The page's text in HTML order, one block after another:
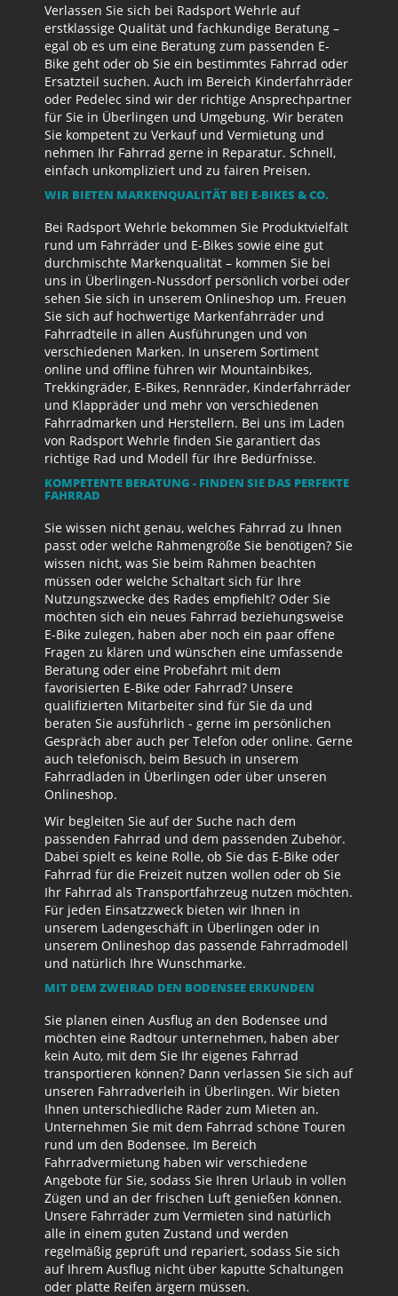
Verlassen Sie sich bei Radsport Wehrle auf
erstklassige Qualität und fachkundige Beratung –
egal ob es um eine Beratung zum passenden E-
Bike geht oder ob Sie ein bestimmtes Fahrrad oder
Ersatzteil suchen. Auch im Bereich Kinderfahrräder
oder Pedelec sind wir der richtige Ansprechpartner
für Sie in Überlingen und Umgebung. Wir beraten
Sie kompetent zu Verkauf und Vermietung und
nehmen Ihr Fahrrad gerne in Reparatur. Schnell,
einfach unkompliziert und zu fairen Preisen.
WIR BIETEN MARKENQUALITÄT BEI E-BIKES & CO.
Bei Radsport Wehrle bekommen Sie Produktvielfalt
rund um Fahrräder und E-Bikes sowie eine gut
durchmischte Markenqualität – kommen Sie bei
uns in Überlingen-Nussdorf persönlich vorbei oder
sehen Sie sich in unserem Onlineshop um. Freuen
Sie sich auf hochwertige Markenfahrräder und
Fahrradteile in allen Ausführungen und von
verschiedenen Marken. In unserem Sortiment
online und offline führen wir Mountainbikes,
Trekkingräder, E-Bikes, Rennräder, Kinderfahrräder
und Klappräder und mehr von verschiedenen
Fahrradmarken und Herstellern. Bei uns im Laden
von Radsport Wehrle finden Sie garantiert das
richtige Rad und Modell für Ihre Bedürfnisse.
KOMPETENTE BERATUNG - FINDEN SIE DAS PERFEKTE
FAHRRAD
Sie wissen nicht genau, welches Fahrrad zu Ihnen
passt oder welche Rahmengröße Sie benötigen? Sie
wissen nicht, was Sie beim Rahmen beachten
müssen oder welche Schaltart sich für Ihre
Nutzungszwecke des Rades empfiehlt? Oder Sie
möchten sich ein neues Fahrrad beziehungsweise
E-Bike zulegen, haben aber noch ein paar offene
Fragen zu klären und wünschen eine umfassende
Beratung oder eine Probefahrt mit dem
favorisierten E-Bike oder Fahrrad? Unsere
qualifizierten Mitarbeiter sind für Sie da und
beraten Sie ausführlich - gerne im persönlichen
Gespräch aber auch per Telefon oder online. Gerne
auch telefonisch, beim Besuch in unserem
Fahrradladen in Überlingen oder über unseren
Onlineshop.
Wir begleiten Sie auf der Suche nach dem
passenden Fahrrad und dem passenden Zubehör.
Dabei spielt es keine Rolle, ob Sie das E-Bike oder
Fahrrad für die Freizeit nutzen wollen oder ob Sie
Ihr Fahrrad als Transportfahrzeug nutzen möchten.
Für jeden Einsatzzweck bieten wir Ihnen in
unserem Ladengeschäft in Überlingen oder in
unserem Onlineshop das passende Fahrradmodell
und natürlich Ihre Wunschmarke.
MIT DEM ZWEIRAD DEN BODENSEE ERKUNDEN
Sie planen einen Ausflug an den Bodensee und
möchten eine Radtour unternehmen, haben aber
kein Auto, mit dem Sie Ihr eigenes Fahrrad
transportieren können? Dann verlassen Sie sich auf
unseren Fahrradverleih in Überlingen. Wir bieten
Ihnen unterschiedliche Räder zum Mieten an.
Unternehmen Sie mit dem Fahrrad schöne Touren
rund um den Bodensee. Im Bereich
Fahrradvermietung haben wir verschiedene
Angebote für Sie, sodass Sie Ihren Urlaub in vollen
Zügen und an der frischen Luft genießen können.
Unsere Fahrräder zum Vermieten sind natürlich
alle in einem guten Zustand und werden
regelmäßig geprüft und repariert, sodass Sie sich
auf Ihrem Ausflug nicht über kaputte Schaltungen
oder platte Reifen ärgern müssen.